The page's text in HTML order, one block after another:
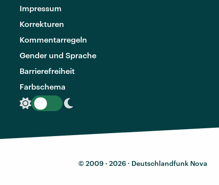
Impressum
Korrekturen
Kommentarregeln
Gender und Sprache
Barrierefreiheit
Farbschema
© 2009 - 2026 · Deutschlandfunk Nova